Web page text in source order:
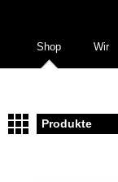
Shop Wir
Produkte